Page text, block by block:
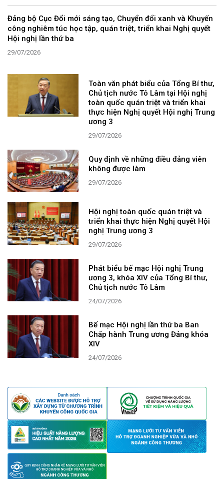
Đảng bộ Cục Đổi mới sáng tạo, Chuyển đổi xanh và Khuyến
công nghiêm túc học tập, quán triệt, triển khai Nghị quyết
Hội nghị lần thứ ba
29/07/2026
Toàn văn phát biểu của Tổng Bí thư,
Chủ tịch nước Tô Lâm tại Hội nghị
toàn quốc quán triệt và triển khai
thực hiện Nghị quyết Hội nghị Trung
ương 3
29/07/2026
Quy định về những điều đảng viên
không được làm
29/07/2026
Hội nghị toàn quốc quán triệt và
triển khai thực hiện Nghị quyết Hội
nghị Trung ương 3
29/07/2026
Phát biểu bế mạc Hội nghị Trung
ương 3, khóa XIV của Tổng Bí thư,
Chủ tịch nước Tô Lâm
24/07/2026
Bế mạc Hội nghị lần thứ ba Ban
Chấp hành Trung ương Đảng khóa
XIV
24/07/2026